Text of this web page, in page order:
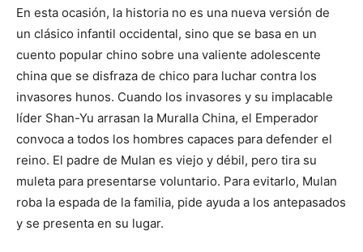
En esta ocasión, la historia no es una nueva versión de
un clásico infantil occidental, sino que se basa en un
cuento popular chino sobre una valiente adolescente
china que se disfraza de chico para luchar contra los
invasores hunos. Cuando los invasores y su implacable
líder Shan-Yu arrasan la Muralla China, el Emperador
convoca a todos los hombres capaces para defender el
reino. El padre de Mulan es viejo y débil, pero tira su
muleta para presentarse voluntario. Para evitarlo, Mulan
roba la espada de la familia, pide ayuda a los antepasados
y se presenta en su lugar.